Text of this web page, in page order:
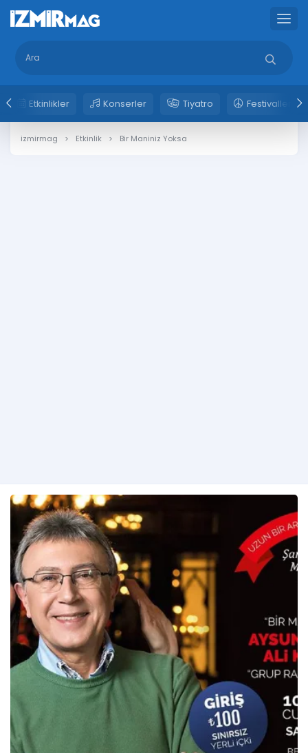
Etkinlikler Konserler Tiyatro Festivaller
izmirmag Etkinlik Bir Maniniz Yoksa